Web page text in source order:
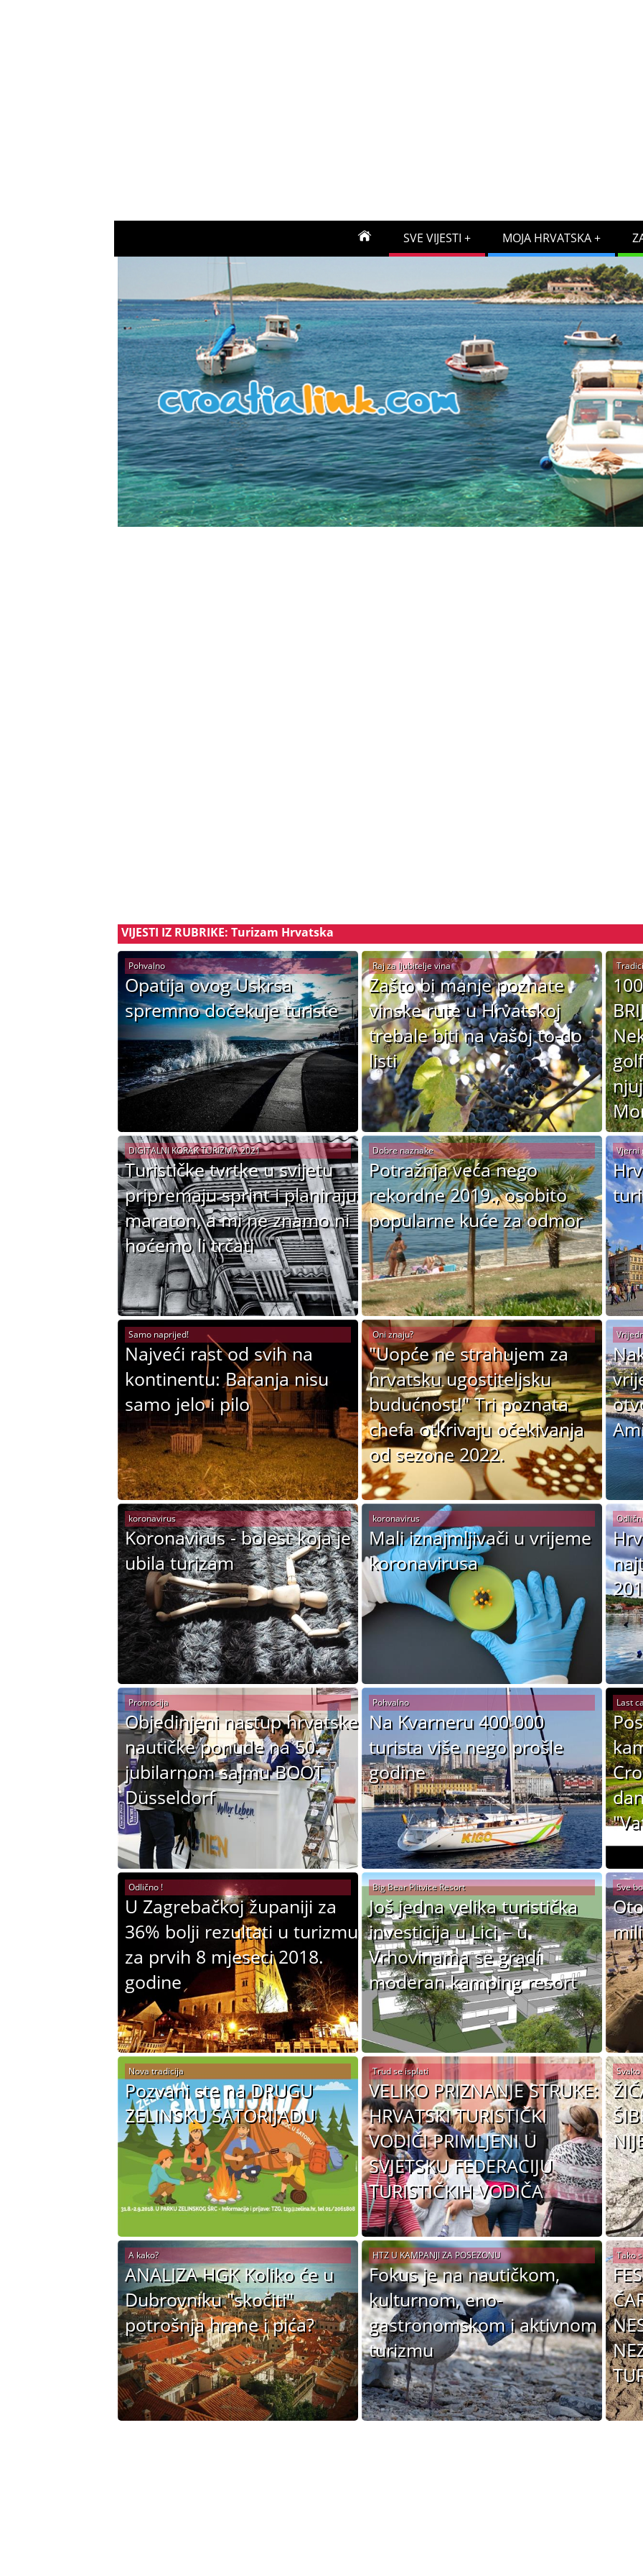
SVE VIJESTI MOJA HRVATSKA
VIJESTI IZ RUBRIKE: Turizam Hrvatska
Opatija ovog Uskrsa
spremno dočekuje turiste
Pohvalno
Zašto bi manje poznate
vinske rute u Hrvatskoj
trebale biti na vašoj to-do
listi
Raj za ljubitelje vina
Turističke tvrtke u svijetu
pripremaju sprint i planiraju
maraton, a mi ne znamo ni
hoćemo li trčati
DIGITALNI KORAK TURIZMA 2021
Potražnja veća nego
rekordne 2019., osobito
popularne kuće za odmor
Dobre naznake Vjerni
Najveći rast od svih na
kontinentu: Baranja nisu
samo jelo i pilo
Samo naprijed!
"Uopće ne strahujem za
hrvatsku ugostiteljsku
budućnost!" Tri poznata
chefa otkrivaju očekivanja
od sezone 2022.
Oni znaju?
Koronavirus - bolest koja je
ubila turizam
koronavirus
Mali iznajmljivači u vrijeme
koronavirusa
koronavirus
Objedinjeni nastup hrvatske
nautičke ponude na 50.
jubilarnom sajmu BOOT
Düsseldorf
Promocija
Na Kvarneru 400 000
turista više nego prošle
godine
Pohvalno Last
U Zagrebačkoj županiji za
36% bolji rezultati u turizmu
za prvih 8 mjeseci 2018.
godine
Odlično !
Još jedna velika turistička
investicija u Lici – u
Vrhovinama se gradi
moderan kamping resort
Big Bear Plitvice Resort Sve
Pozvani ste na DRUGU
ZELINSKU ŠATORIJADU
Nova tradicija
VELIKO PRIZNANJE STRUKE:
HRVATSKI TURISTIČKI
VODIČI PRIMLJENI U
SVJETSKU FEDERACIJU
TURISTIČKIH VODIČA
Trud se isplati Svako
ANALIZA HGK Koliko će u
Dubrovniku "skočiti"
potrošnja hrane i pića?
A kako?
Fokus je na nautičkom,
kulturnom, eno-
gastronomskom i aktivnom
turizmu
HTZ U KAMPANJI ZA POSEZONU Tako